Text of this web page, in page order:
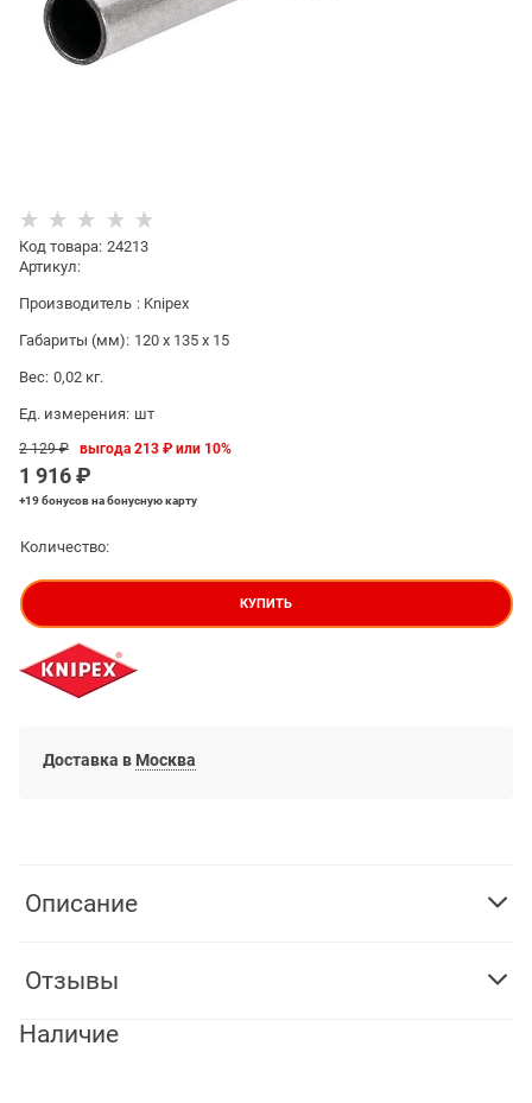
Код товара: 24213
Артикул:
Производитель : Knipex
Габариты (мм): 120 x 135 x 15
Вес: 0,02 кг.
Ед. измерения: шт
2 129 ₽
1 916 ₽
выгода213 ₽ или 10%
+19 бонусовна бонусную карту
Количество:
КУПИТЬ
Доставка в Москва
Описание
Отзывы
Наличие